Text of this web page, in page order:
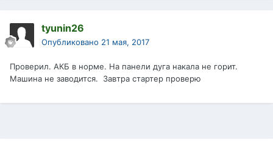
tyunin26
Опубликовано 21 мая, 2017
Проверил. АКБ в норме. На панели дуга накала не горит.
Машина не заводится. Завтра стартер проверю